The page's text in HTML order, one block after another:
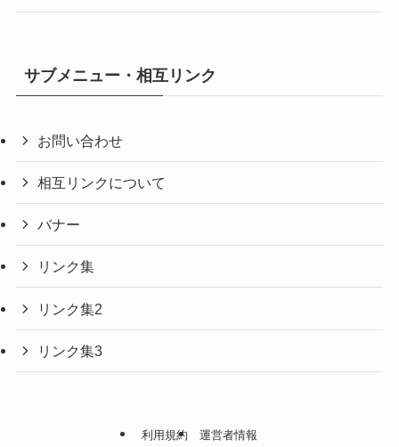
サブメニュー・相互リンク
お問い合わせ
相互リンクについて
バナー
リンク集
リンク集2
リンク集3
利用規約 運営者情報